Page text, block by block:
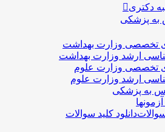
دکتری
به پزشکی
تخصصی وزارت بهداشت
ارشد وزارت بهداشت
تخصصی وزارت علوم
ارشد وزارت علوم
به پزشکی
دانلود کلید سوالات